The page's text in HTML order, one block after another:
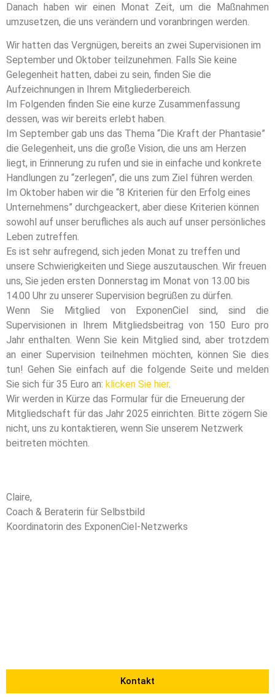
Danach haben wir einen Monat Zeit, um die Maßnahmen
umzusetzen, die uns verändern und voranbringen werden.
Wir hatten das Vergnügen, bereits an zwei Supervisionen im
September und Oktober teilzunehmen. Falls Sie keine
Gelegenheit hatten, dabei zu sein, finden Sie die
Aufzeichnungen in Ihrem Mitgliederbereich.
Im Folgenden finden Sie eine kurze Zusammenfassung
dessen, was wir bereits erlebt haben.
Im September gab uns das Thema “Die Kraft der Phantasie”
die Gelegenheit, uns die große Vision, die uns am Herzen
liegt, in Erinnerung zu rufen und sie in einfache und konkrete
Handlungen zu “zerlegen”, die uns zum Ziel führen werden.
Im Oktober haben wir die “8 Kriterien für den Erfolg eines
Unternehmens” durchgeackert, aber diese Kriterien können
sowohl auf unser berufliches als auch auf unser persönliches
Leben zutreffen.
Es ist sehr aufregend, sich jeden Monat zu treffen und
unsere Schwierigkeiten und Siege auszutauschen. Wir freuen
uns, Sie jeden ersten Donnerstag im Monat von 13.00 bis
14.00 Uhr zu unserer Supervision begrüßen zu dürfen.
Wenn Sie Mitglied von ExponenCiel sind, sind die
Supervisionen in Ihrem Mitgliedsbeitrag von 150 Euro pro
Jahr enthalten. Wenn Sie kein Mitglied sind, aber trotzdem
an einer Supervision teilnehmen möchten, können Sie dies
tun! Gehen Sie einfach auf die folgende Seite und melden
Sie sich für 35 Euro an: klicken Sie hier.
Wir werden in Kürze das Formular für die Erneuerung der
Mitgliedschaft für das Jahr 2025 einrichten. Bitte zögern Sie
nicht, uns zu kontaktieren, wenn Sie unserem Netzwerk
beitreten möchten.
Claire,
Coach & Beraterin für Selbstbild
Koordinatorin des ExponenCiel-Netzwerks
Kontakt